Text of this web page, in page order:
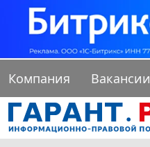
Компания Вакансии